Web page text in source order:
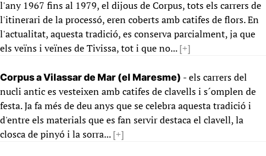
l'any 1967 fins al 1979, el dijous de Corpus, tots els carrers de
l'itinerari de la processó, eren coberts amb catifes de flors. En
l'actualitat, aquesta tradició, es conserva parcialment, ja que
els veïns i veïnes de Tivissa, tot i que no...[+]
Corpus a Vilassar de Mar (el Maresme) - els carrers del
nucli antic es vesteixen amb catifes de clavells i s´omplen de
festa. Ja fa més de deu anys que se celebra aquesta tradició i
d'entre els materials que es fan servir destaca el clavell, la
closca de pinyó i la sorra...[+]